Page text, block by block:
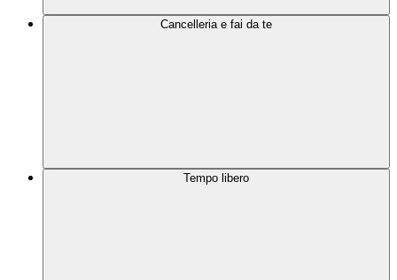
Cancelleria e fai da te
Tempo libero